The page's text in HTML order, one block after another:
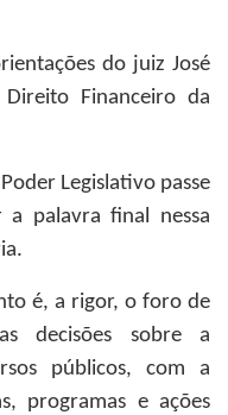
do juiz José
Financeiro da
Legislativo passe
palavra final nessa
é, a rigor, o foro de
decisões sobre a
públicos, com a
programas e ações